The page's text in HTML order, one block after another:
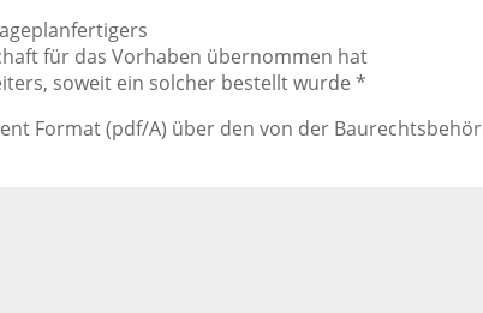
für das Vorhaben übernommen hat
soweit ein solcher bestellt wurde *
Format (pdf/A) über den von der